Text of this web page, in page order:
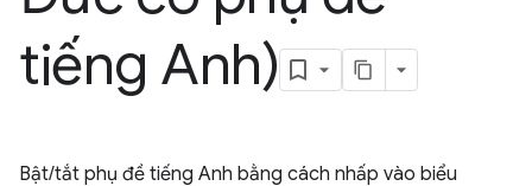
tiếng Anh)
Bật/tắt phụ đề tiếng Anh bằng cách nhấp vào biểu